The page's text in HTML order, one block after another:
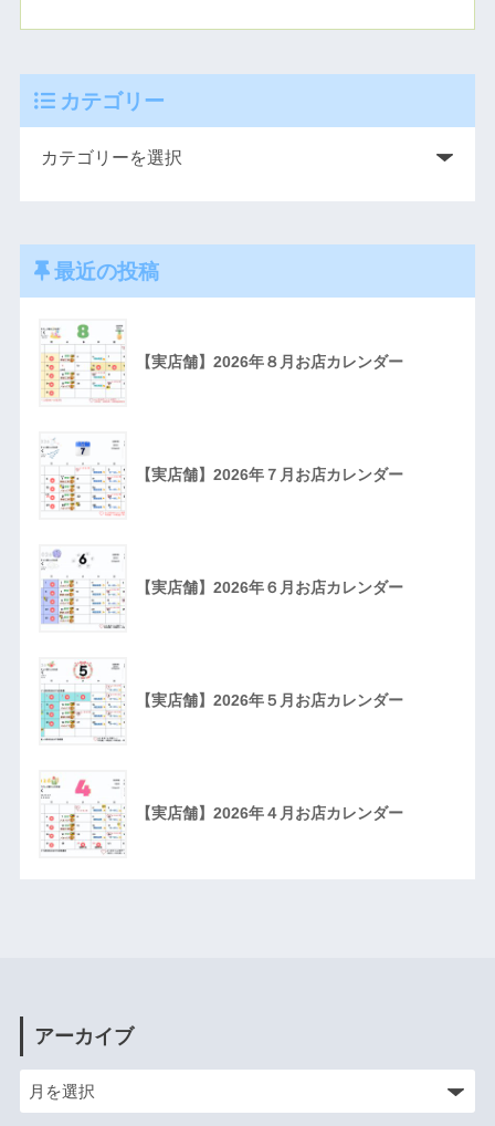
カテゴリー
最近の投稿
【実店舗】2026年８月お店カレンダー
【実店舗】2026年７月お店カレンダー
【実店舗】2026年６月お店カレンダー
【実店舗】2026年５月お店カレンダー
【実店舗】2026年４月お店カレンダー
アーカイブ